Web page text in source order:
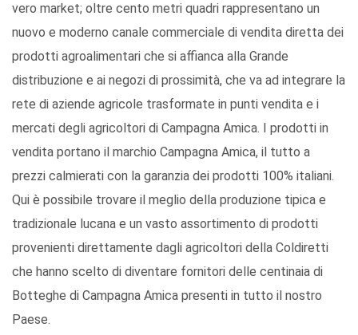
vero market; oltre cento metri quadri rappresentano un
nuovo e moderno canale commerciale di vendita diretta dei
prodotti agroalimentari che si affianca alla Grande
distribuzione e ai negozi di prossimità, che va ad integrare la
rete di aziende agricole trasformate in punti vendita e i
mercati degli agricoltori di Campagna Amica. I prodotti in
vendita portano il marchio Campagna Amica, il tutto a
prezzi calmierati con la garanzia dei prodotti 100% italiani.
Qui è possibile trovare il meglio della produzione tipica e
tradizionale lucana e un vasto assortimento di prodotti
provenienti direttamente dagli agricoltori della Coldiretti
che hanno scelto di diventare fornitori delle centinaia di
Botteghe di Campagna Amica presenti in tutto il nostro
Paese.